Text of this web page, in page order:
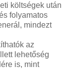
költségek után
folyamatos
mindezt
az
lehetőség
is, mint